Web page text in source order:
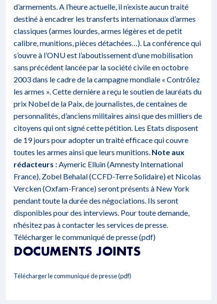
d’armements. A l’heure actuelle, il n’existe aucun traité
destiné à encadrer les transferts internationaux d’armes
classiques (armes lourdes, armes légères et de petit
calibre, munitions, pièces détachées…). La conférence qui
s’ouvre à l’ONU est l’aboutissement d’une mobilisation
sans précédent lancée par la société civile en octobre
2003 dans le cadre de la campagne mondiale « Contrôlez
les armes ». Cette dernière a reçu le soutien de lauréats du
prix Nobel de la Paix, de journalistes, de centaines de
personnalités, d’anciens militaires ainsi que des milliers de
citoyens qui ont signé cette pétition. Les Etats disposent
de 19 jours pour adopter un traité efficace qui couvre
toutes les armes ainsi que leurs munitions. Note aux
rédacteurs :Aymeric Elluin (Amnesty International
France), Zobel Behalal (CCFD-Terre Solidaire) et Nicolas
Vercken (Oxfam-France) seront présents à New York
pendant toute la durée des négociations. Ils seront
disponibles pour des interviews. Pour toute demande,
n’hésitez pas à contacter les services de presse.
Télécharger le communiqué de presse (pdf)
DOCUMENTS JOINTS
Télécharger le communiqué de presse (pdf)